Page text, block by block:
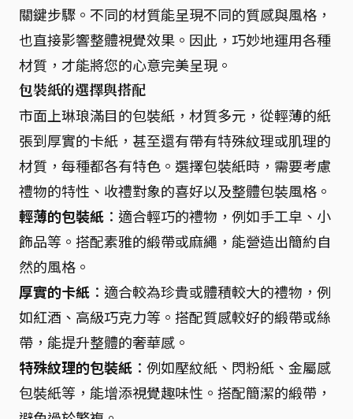
關鍵步驟。不同的材質能呈現不同的質感與風格，
也直接影響整體視覺效果。因此，巧妙地運用各種
材質，才能將您的心意完美呈現。
包裝紙的選擇與搭配
市面上琳琅滿目的包裝紙，材質多元，從輕薄的紙
張到厚實的卡紙，甚至還有帶有特殊紋理或肌理的
材質，每種都各有特色。選擇包裝紙時，需要考慮
禮物的特性、收禮對象的喜好以及整體包裝風格。
輕薄的包裝紙 ：適合輕巧的禮物，例如手工皁、小
飾品等。搭配素雅的緞帶或麻繩，能營造出簡約自
然的風格。
厚實的卡紙 ：適合較為珍貴或體積較大的禮物，例
如紅酒、高級巧克力等。搭配質感較好的緞帶或絲
帶，能提升整體的奢華感。
特殊紋理的包裝紙 ：例如壓紋紙、閃粉紙、金屬感
包裝紙等，能增添視覺趣味性。搭配簡潔的緞帶，